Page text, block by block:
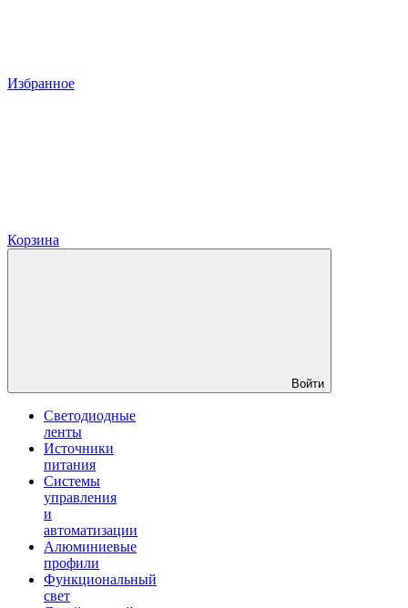
Избранное
Корзина
Войти
Светодиодные
ленты
Источники
питания
Системы
управления
и
автоматизации
Алюминиевые
профили
Функциональный
свет